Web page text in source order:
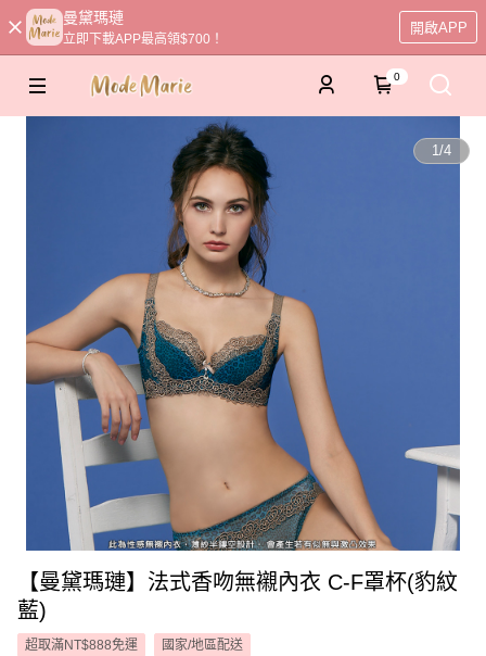
曼黛瑪璉
立即下載APP最高領$700！
開啟APP
0
1/4
【曼黛瑪璉】法式香吻無襯內衣 C-F罩杯(豹紋
藍)
超取滿NT$888免運 國家/地區配送